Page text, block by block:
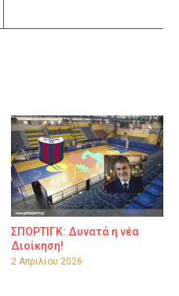
ΣΠΟΡΤΙΓΚ: Δυνατά η νέα
Διοίκηση!
2 Απριλίου 2026